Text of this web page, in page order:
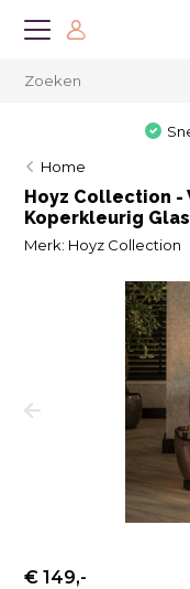
Home
Hoyz Collection -
Koperkleurig
Merk: Hoyz Collection
€ 149,-